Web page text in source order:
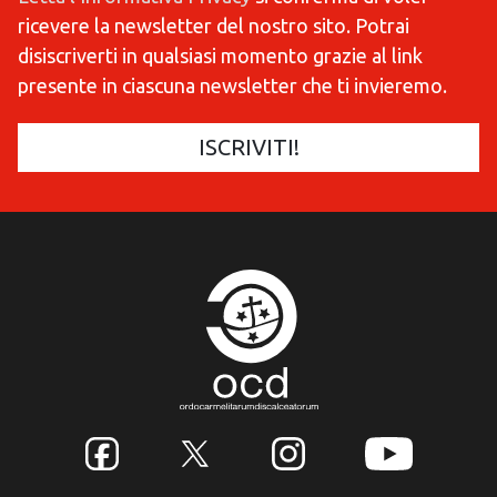
ricevere la newsletter del nostro sito. Potrai
disiscriverti in qualsiasi momento grazie al link
presente in ciascuna newsletter che ti invieremo.